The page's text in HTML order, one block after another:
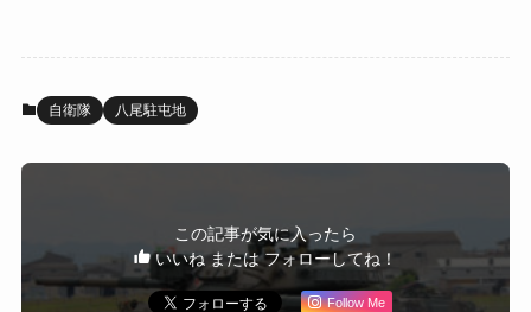
自衛隊 八尾駐屯地
この記事が気に入ったら
いいね または フォローしてね！
Follow Me